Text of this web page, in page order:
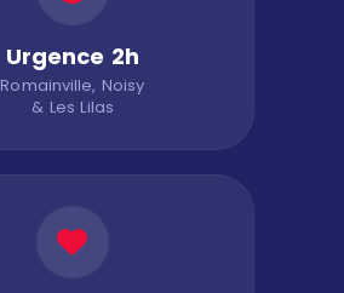
Urgence 2h
Romainville, Noisy
& Les Lilas